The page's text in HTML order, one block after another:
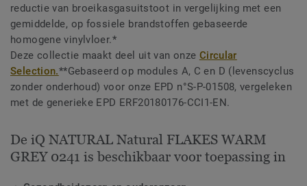
reductie van broeikasgasuitstoot in vergelijking met een
gemiddelde, op fossiele brandstoffen gebaseerde
homogene vinylvloer.*
Deze collectie maakt deel uit van onze Circular
Selection.**Gebaseerd op modules A, C en D (levenscyclus
zonder onderhoud) voor onze EPD n°S-P-01508, vergeleken
met de generieke EPD ERF20180176-CCI1-EN.
De iQ NATURAL Natural FLAKES WARM
GREY 0241 is beschikbaar voor toepassing in